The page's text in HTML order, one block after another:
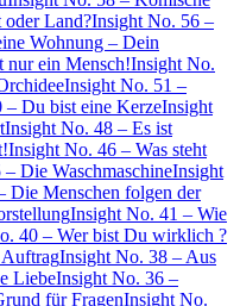
oder Land?Insight No. 56 –
Wohnung – Dein
nur ein Mensch!Insight No.
Insight No. 51 –
– Du bist eine KerzeInsight
Insight No. 48 – Es ist
Insight No. 46 – Was steht
Die WaschmaschineInsight
Die Menschen folgen der
Insight No. 41 – Wie
40 – Wer bist Du wirklich ?
Insight No. 38 – Aus
LiebeInsight No. 36 –
für FragenInsight No.